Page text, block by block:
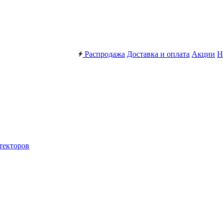
Распродажа Доставка и оплата Акции